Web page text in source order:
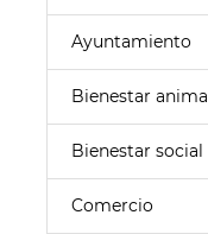
Ayuntamiento
Bienestar animal
Bienestar social
Comercio